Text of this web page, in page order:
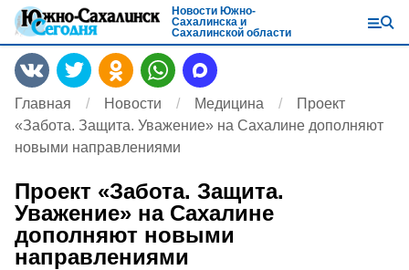
Новости Южно-
Сахалинска и
Сахалинской области
Главная Новости Медицина
Проект
«Забота. Защита. Уважение» на Сахалине дополняют
новыми направлениями
Проект «Забота. Защита.
Уважение» на Сахалине
дополняют новыми
направлениями